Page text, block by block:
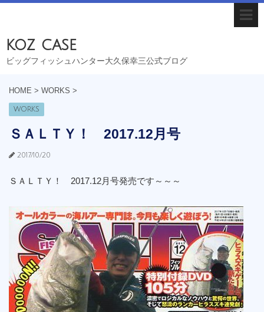
koz case
ビッグフィッシュハンター大久保幸三公式ブログ
HOME > WORKS >
WORKS
ＳＡＬＴＹ！ 2017.12月号
2017/10/20
ＳＡＬＴＹ！ 2017.12月号発売です～～～